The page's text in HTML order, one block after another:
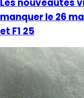
manquer le 26
et F1 25